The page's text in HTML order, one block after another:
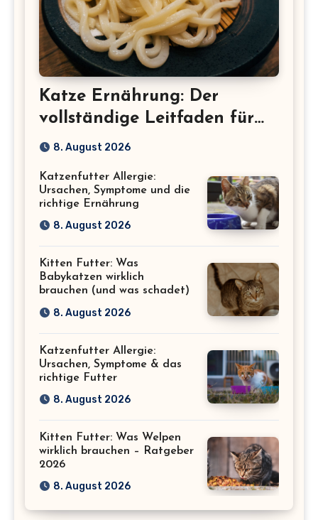
Katze Ernährung: Der
vollständige Leitfaden für
eine gesunde Katze
8. August 2026
Katzenfutter Allergie:
Ursachen, Symptome und die
richtige Ernährung
8. August 2026
Kitten Futter: Was
Babykatzen wirklich
brauchen (und was schadet)
8. August 2026
Katzenfutter Allergie:
Ursachen, Symptome & das
richtige Futter
8. August 2026
Kitten Futter: Was Welpen
wirklich brauchen – Ratgeber
2026
8. August 2026